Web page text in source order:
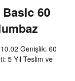
60
Genişlik: 60
5 Yıl Teslim ve